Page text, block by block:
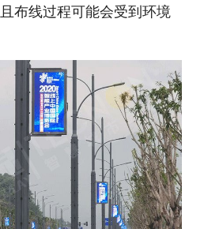
布线过程可能会受到环境